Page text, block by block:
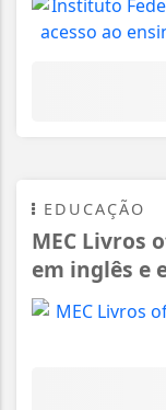
EDUCAÇÃO
MEC Livros
em inglês e